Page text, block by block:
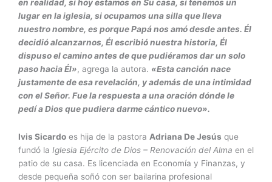
en realidad, si hoy estamos en Su casa, si tenemos un
lugar en la iglesia, si ocupamos una silla que lleva
nuestro nombre, es porque Papá nos amó desde antes. Él
decidió alcanzarnos, Él escribió nuestra historia, Él
dispuso el camino antes de que pudiéramos dar un solo
paso hacia Él», agrega la autora. «Esta canción nace
justamente de esa revelación, y además de una intimidad
con el Señor. Fue la respuesta a una oración dónde le
pedí a Dios que pudiera darme cántico nuevo».
Ivis Sicardo es hija de la pastora Adriana De Jesús que
fundó la Iglesia Ejército de Dios – Renovación del Alma en el
patio de su casa. Es licenciada en Economía y Finanzas, y
desde pequeña soñó con ser bailarina profesional